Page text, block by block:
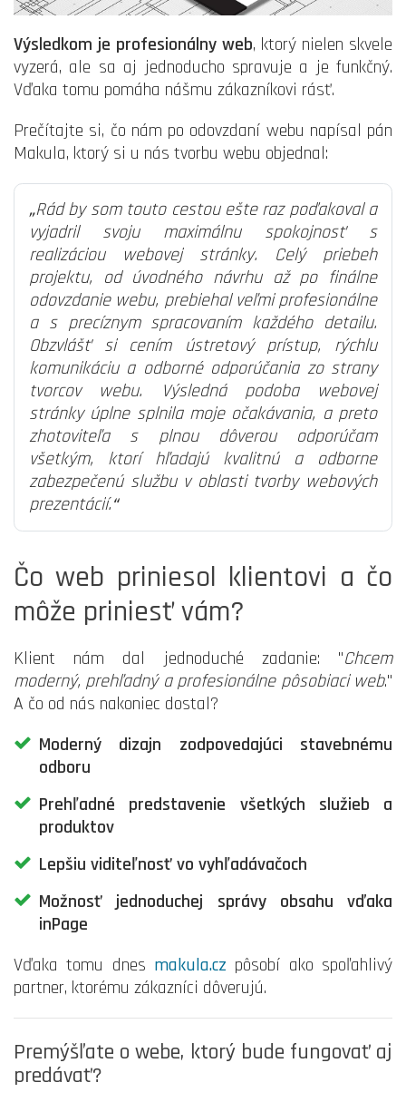
Výsledkom je profesionálny web, ktorý nielen skvele
vyzerá, ale sa aj jednoducho spravuje a je funkčný.
Vďaka tomu pomáha nášmu zákazníkovi rásť.
Prečítajte si, čo nám po odovzdaní webu napísal pán
Makula, ktorý si u nás tvorbu webu objednal:
„Rád by som touto cestou ešte raz poďakoval a
vyjadril svoju maximálnu spokojnosť s
realizáciou webovej stránky. Celý priebeh
projektu, od úvodného návrhu až po finálne
odovzdanie webu, prebiehal veľmi profesionálne
a s precíznym spracovaním každého detailu.
Obzvlášť si cením ústretový prístup, rýchlu
komunikáciu a odborné odporúčania zo strany
tvorcov webu. Výsledná podoba webovej
stránky úplne splnila moje očakávania, a preto
zhotoviteľa s plnou dôverou odporúčam
všetkým, ktorí hľadajú kvalitnú a odborne
zabezpečenú službu v oblasti tvorby webových
prezentácií.“
Čo web priniesol klientovi a čo
môže priniesť vám?
Klient nám dal jednoduché zadanie: "Chcem
moderný, prehľadný a profesionálne pôsobiaci web."
A čo od nás nakoniec dostal?
Moderný dizajn zodpovedajúci stavebnému
odboru
Prehľadné predstavenie všetkých služieb a
produktov
Lepšiu viditeľnosť vo vyhľadávačoch
Možnosť jednoduchej správy obsahu vďaka
inPage
Vďaka tomu dnes makula.cz pôsobí ako spoľahlivý
partner, ktorému zákazníci dôverujú.
Premýšľate o webe, ktorý bude fungovať aj
predávať?